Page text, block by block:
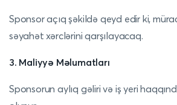
Sponsor açıq şəkildə qeyd edir ki,
səyahət xərclərini qarşılayacaq.
3. Maliyyə Məlumatları
Sponsorun aylıq gəliri və iş yeri